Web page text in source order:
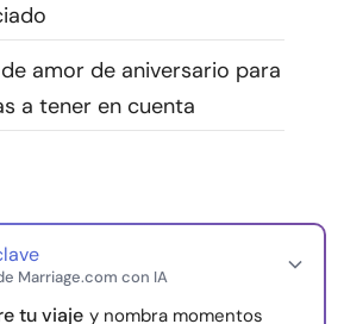
ES
amor de aniversario para
a tener en cuenta
Marriage.com con IA
tu viaje y nombra momentos